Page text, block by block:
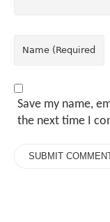
Save my name,
the next time I